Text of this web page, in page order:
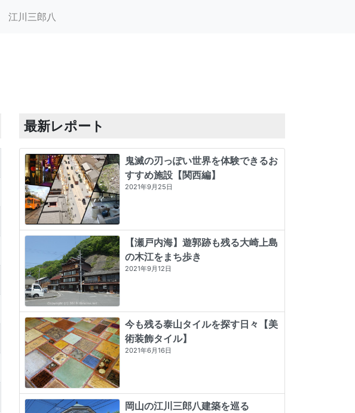
江川三郎八
最新レポート
鬼滅の刃っぽい世界を体験できるお
すすめ施設【関西編】
2021年9月25日
【瀬戸内海】遊郭跡も残る大崎上島
の木江をまち歩き
2021年9月12日
今も残る泰山タイルを探す日々【美
術装飾タイル】
2021年6月16日
岡山の江川三郎八建築を巡る